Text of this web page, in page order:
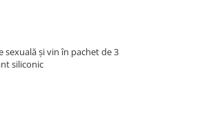
și vin în pachet de 3
siliconic